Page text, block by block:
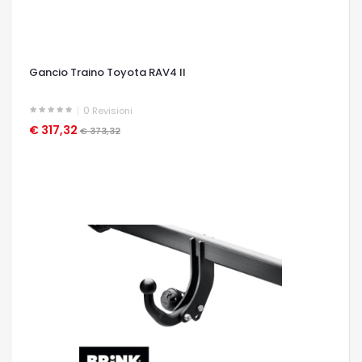
Gancio Traino Toyota RAV4 II
0 Revisioni
€ 317,32 € 373,32
OCCHIATA VELOCE